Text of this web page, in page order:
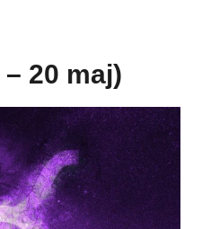
20 maj)